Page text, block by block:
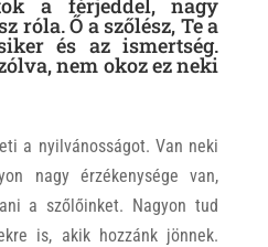
a férjeddel, nagy
róla. Ő a szőlész, Te a
és az ismertség.
nem okoz ez neki
a nyilvánosságot. Van neki
nagy érzékenysége van,
a szőlőinket. Nagyon tud
is, akik hozzánk jönnek.